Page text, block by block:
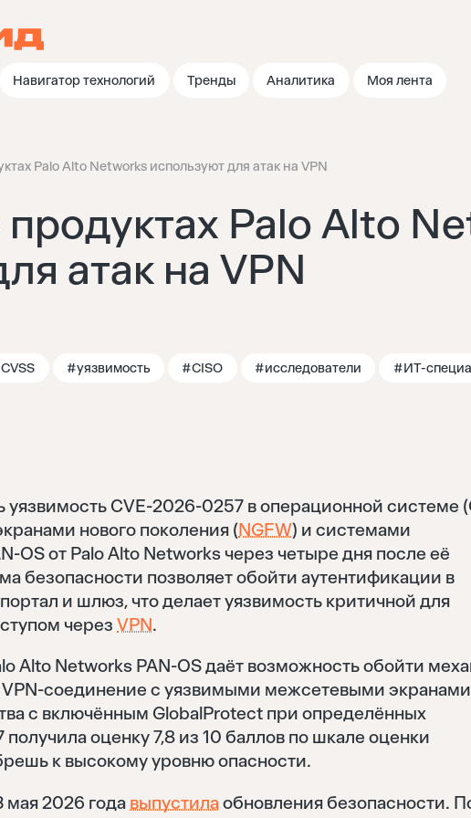
Навигатор технологий Тренды Аналитика Моя лента
Palo Alto Networks используют для атак на VPN
Palo Alto
атак на VPN
#уязвимость #CISO #исследователи #ИТ-
уязвимость CVE-2026-0257 в операционной системе
нового поколения (NGFW) и системами
OS от Palo Alto Networks через четыре дня после её
безопасности позволяет обойти аутентификации в
и шлюз, что делает уязвимость критичной для
черезVPN.
Alto Networks PAN-OS даёт возможность обойти
VPN-соединение с уязвимыми межсетевыми
с включённым GlobalProtect при определённых
оценку 7,8 из 10 баллов по шкале оценки
к высокому уровню опасности.
мая 2026 года выпустила обновления безопасности.